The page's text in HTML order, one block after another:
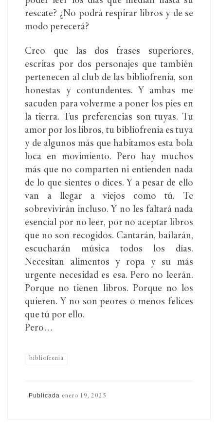
rescate? ¿No podrá respirar libros y de se
modo perecerá?
Creo que las dos frases superiores,
escritas por dos personajes que también
pertenecen al club de las bibliofrenia, son
honestas y contundentes. Y ambas me
sacuden para volverme a poner los pies en
la tierra. Tus preferencias son tuyas. Tu
amor por los libros, tu bibliofrenia es tuya
y de algunos más que habitamos esta bola
loca en movimiento. Pero hay muchos
más que no comparten ni entienden nada
de lo que sientes o dices. Y a pesar de ello
van a llegar a viejos como tú. Te
sobrevivirán incluso. Y no les faltará nada
esencial por no leer, por no aceptar libros
que no son recogidos. Cantarán, bailarán,
escucharán música todos los días.
Necesitan alimentos y ropa y su más
urgente necesidad es esa. Pero no leerán.
Porque no tienen libros. Porque no los
quieren. Y no son peores o menos felices
que tú por ello.
Pero…
bibliofrenia
Publicada enero 19, 2025